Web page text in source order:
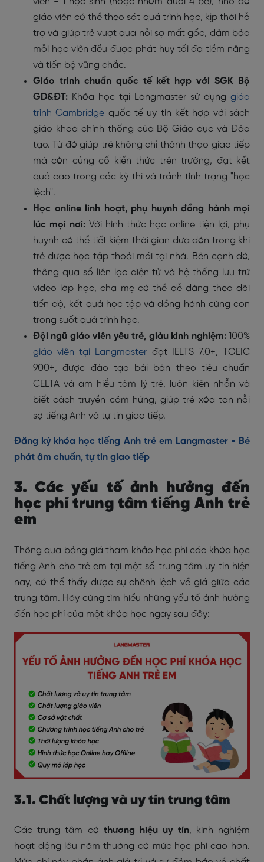
giáo viên có thể theo sát quá trình học, kịp thời hỗ
trợ và giúp trẻ vượt qua nỗi sợ mất gốc, đảm bảo
mỗi học viên đều được phát huy tối đa tiềm năng
và tiến bộ vững chắc.
Giáo trình chuẩn quốc tế kết hợp với SGK Bộ
GD&ĐT: Khóa học tại Langmaster sử dụng giáo
trình Cambridge quốc tế uy tín kết hợp với sách
giáo khoa chính thống của Bộ Giáo dục và Đào
tạo. Từ đó giúp trẻ không chỉ thành thạo giao tiếp
mà còn củng cố kiến thức trên trường, đạt kết
quả cao trong các kỳ thi và tránh tình trạng "học
lệch".
Học online linh hoạt, phụ huynh đồng hành mọi
lúc mọi nơi: Với hình thức học online tiện lợi, phụ
huynh có thể tiết kiệm thời gian đưa đón trong khi
trẻ được học tập thoải mái tại nhà. Bên cạnh đó,
thông qua sổ liên lạc điện tử và hệ thống lưu trữ
video lớp học, cha mẹ có thể dễ dàng theo dõi
tiến độ, kết quả học tập và đồng hành cùng con
trong suốt quá trình học.
Đội ngũ giáo viên yêu trẻ, giàu kinh nghiệm:100%
giáo viên tại Langmaster đạt IELTS 7.0+, TOEIC
900+, được đào tạo bài bản theo tiêu chuẩn
CELTA và am hiểu tâm lý trẻ, luôn kiên nhẫn và
biết cách truyền cảm hứng, giúp trẻ xóa tan nỗi
sợ tiếng Anh và tự tin giao tiếp.
Đăng ký khóa học tiếng Anh trẻ em Langmaster - Bé
phát âm chuẩn, tự tin giao tiếp
3. Các yếu tố ảnh hưởng đến
học phí trung tâm tiếng Anh trẻ
em
Thông qua bảng giá tham khảo học phí các khóa học
tiếng Anh cho trẻ em tại một số trung tâm uy tín hiện
nay, có thể thấy được sự chênh lệch về giá giữa các
trung tâm. Hãy cùng tìm hiểu những yếu tố ảnh hưởng
đến học phí của một khóa học ngay sau đây:
3.1. Chất lượng và uy tín trung tâm
Các trung tâm có thương hiệu uy tín, kinh nghiệm
hoạt động lâu năm thường có mức học phí cao hơn.